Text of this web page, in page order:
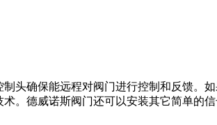
头确保能远程对阀门进行控制和反馈。
。德威诺斯阀门还可以安装其它简单的信